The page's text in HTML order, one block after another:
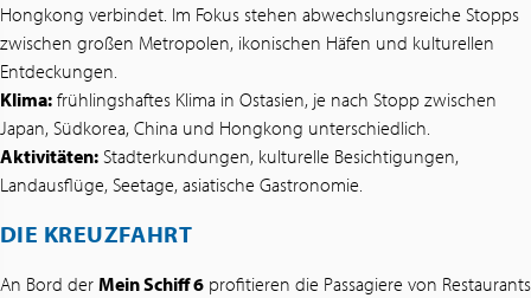
Hongkong verbindet. Im Fokus stehen abwechslungsreiche Stopps
zwischen großen Metropolen, ikonischen Häfen und kulturellen
Entdeckungen.
Klima: frühlingshaftes Klima in Ostasien, je nach Stopp zwischen
Japan, Südkorea, China und Hongkong unterschiedlich.
Aktivitäten: Stadterkundungen, kulturelle Besichtigungen,
Landausflüge, Seetage, asiatische Gastronomie.
DIE KREUZFAHRT
An Bord der Mein Schiff 6 profitieren die Passagiere von Restaurants